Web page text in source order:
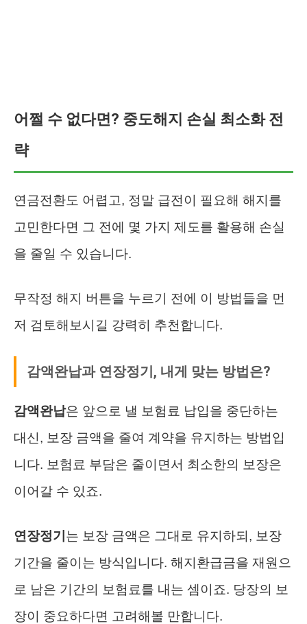
어쩔 수 없다면? 중도해지 손실 최소화 전
략
연금전환도 어렵고, 정말 급전이 필요해 해지를
고민한다면 그 전에 몇 가지 제도를 활용해 손실
을 줄일 수 있습니다.
무작정 해지 버튼을 누르기 전에 이 방법들을 먼
저 검토해보시길 강력히 추천합니다.
감액완납과 연장정기, 내게 맞는 방법은?
감액완납은 앞으로 낼 보험료 납입을 중단하는
대신, 보장 금액을 줄여 계약을 유지하는 방법입
니다. 보험료 부담은 줄이면서 최소한의 보장은
이어갈 수 있죠.
연장정기 는 보장 금액은 그대로 유지하되, 보장
기간을 줄이는 방식입니다. 해지환급금을 재원으
로 남은 기간의 보험료를 내는 셈이죠. 당장의 보
장이 중요하다면 고려해볼 만합니다.